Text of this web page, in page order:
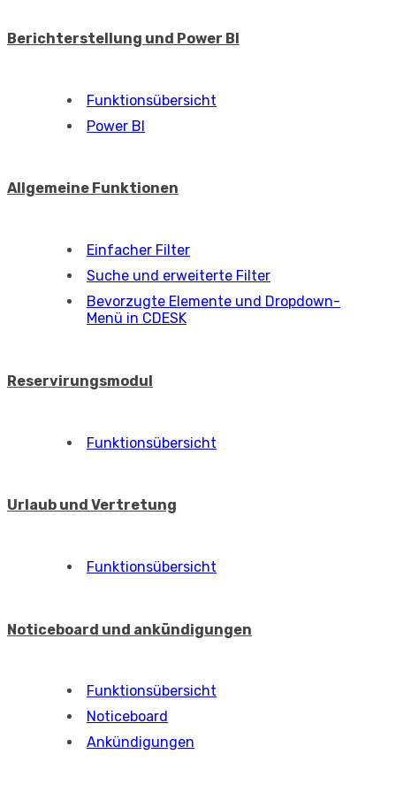
Berichterstellung und Power BI
Funktionsübersicht
Power BI
Allgemeine Funktionen
Einfacher Filter
Suche und erweiterte Filter
Bevorzugte Elemente und Dropdown-
Menü in CDESK
Reservirungsmodul
Funktionsübersicht
Urlaub und Vertretung
Funktionsübersicht
Noticeboard und ankündigungen
Funktionsübersicht
Noticeboard
Ankündigungen